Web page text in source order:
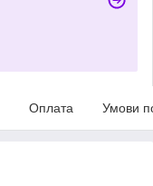
Оплата Умови